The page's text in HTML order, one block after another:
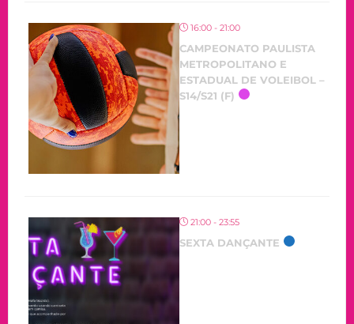
16:00 - 21:00
CAMPEONATO PAULISTA
METROPOLITANO E
ESTADUAL DE VOLEIBOL –
S14/S21 (F)
21:00 - 23:55
SEXTA DANÇANTE